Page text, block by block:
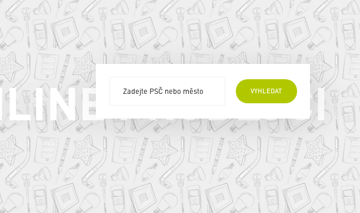
VYHLEDAT
PRODEJCI